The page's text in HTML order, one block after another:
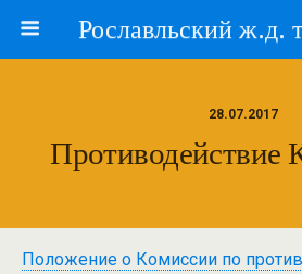
28.07.2017
Противодействие
Положение о Комиссии по